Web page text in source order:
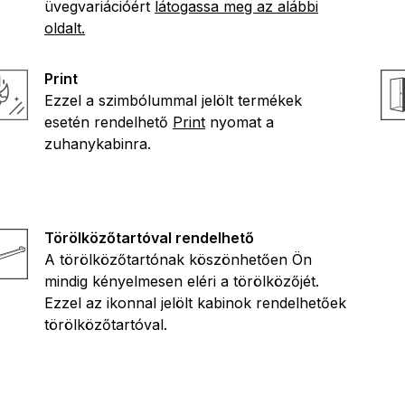
üvegvariációért látogassa meg az alábbi
oldalt.
Print
Ezzel a szimbólummal jelölt termékek
esetén rendelhető Print nyomat a
zuhanykabinra.
Törölközőtartóval rendelhető
A törölközőtartónak köszönhetően Ön
mindig kényelmesen eléri a törölközőjét.
Ezzel az ikonnal jelölt kabinok rendelhetőek
törölközőtartóval.